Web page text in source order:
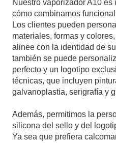
Nuestro vaporizador A10
cómo combinamos
Los clientes pueden
materiales, formas y
alinee con la identidad de
también se puede
perfecto y un logotipo
técnicas, que incluyen
galvanoplastia, serigrafía y
Además, permitimos la
silicona del sello y del
Ya sea que prefiera